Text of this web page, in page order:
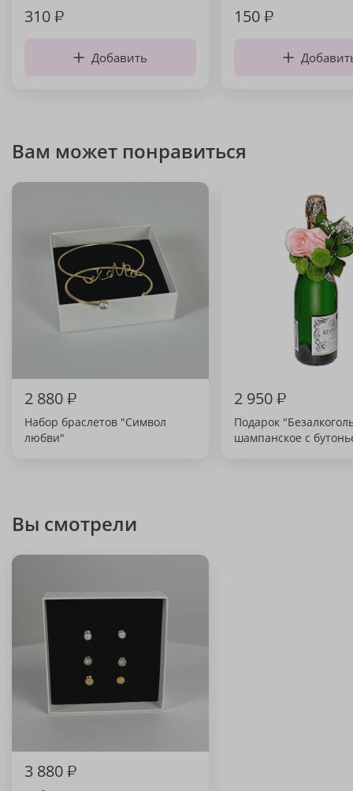
310₽
Добавить
150₽
Вам может понравиться
2 880₽
Набор браслетов "Символ
любви"
2 950₽
Подарок
шампанское с
Вы смотрели
3 880₽